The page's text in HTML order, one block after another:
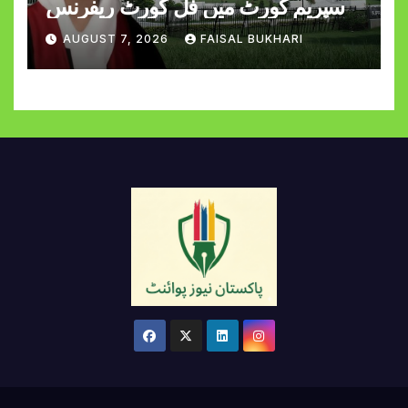
سپریم کورٹ میں فل کورٹ ریفرنس
AUGUST 7, 2026 FAISAL BUKHARI